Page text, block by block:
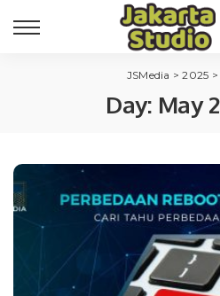
JSMedia >2025 >
Day: May